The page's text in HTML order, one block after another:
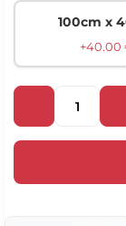
100cm х
+40.00